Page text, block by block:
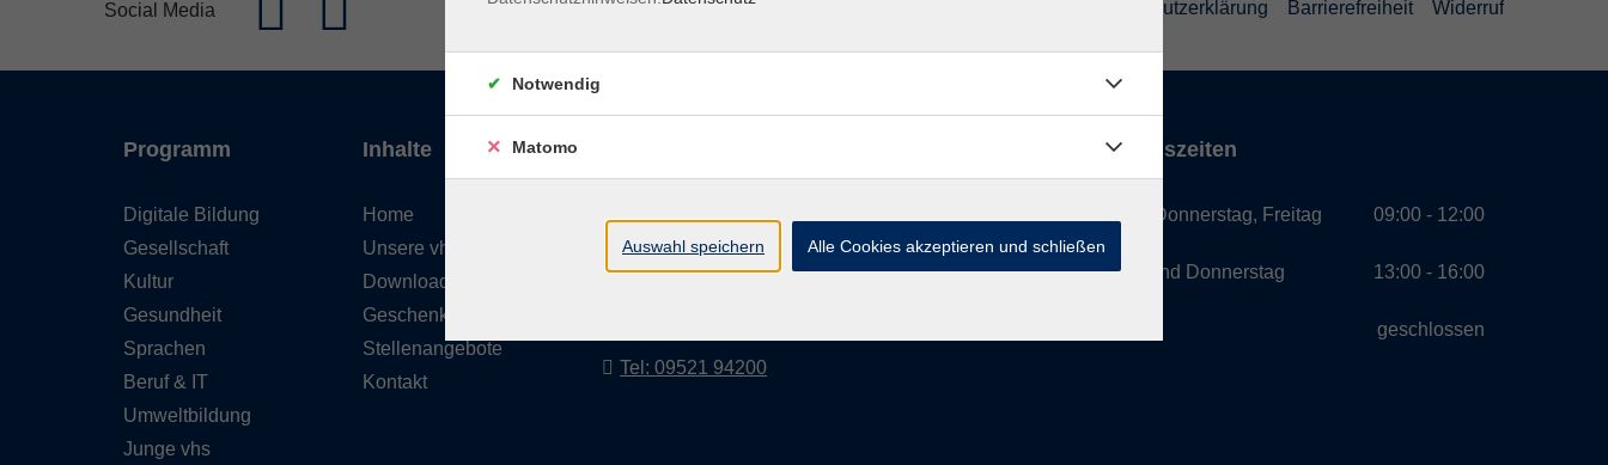
Social Media Datenschutzerklärung Barrierefreiheit Widerruf
Programm
Digitale Bildung
Gesellschaft
Kultur
Gesundheit
Sprachen
Beruf & IT
Umweltbildung
Junge vhs
Inhalte
Home
Unsere vhs
Downloads
Geschenkgutschein
Stellenangebote
Kontakt
Hofheimer Str. 20
97437 Haßfurt
Tel: 09521 94200
Öffnungszeiten
Montag, Donnerstag, Freitag
Montag und Donnerstag
09:00 - 12:00
13:00 - 16:00
geschlossen
Notwendig
Matomo
Auswahl speichern Alle Cookies akzeptieren und schließen